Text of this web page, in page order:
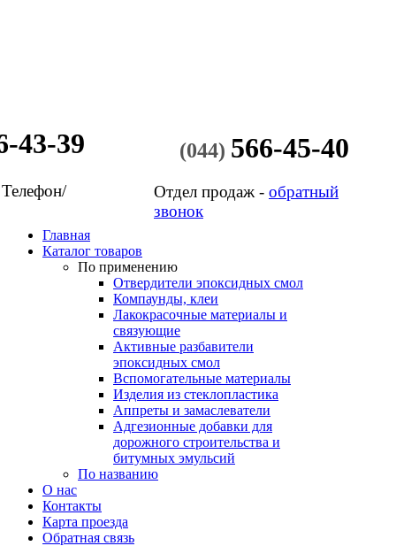
43-39 (044) 566-45-40
Отдел продаж - обратный
звонок
Главная
Каталог товаров
По применению
Отвердители эпоксидных смол
Компаунды, клеи
Лакокрасочные материалы и
связующие
Активные разбавители
эпоксидных смол
Вспомогательные материалы
Изделия из стеклопластика
Аппреты и замаслеватели
Адгезионные добавки для
дорожного строительства и
битумных эмульсий
По названию
О нас
Контакты
Карта проезда
Обратная связь